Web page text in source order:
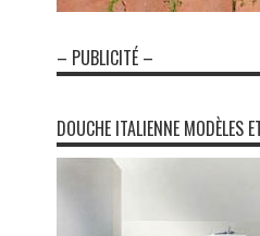
– PUBLICITÉ –
DOUCHE ITALIENNE MODÈLES